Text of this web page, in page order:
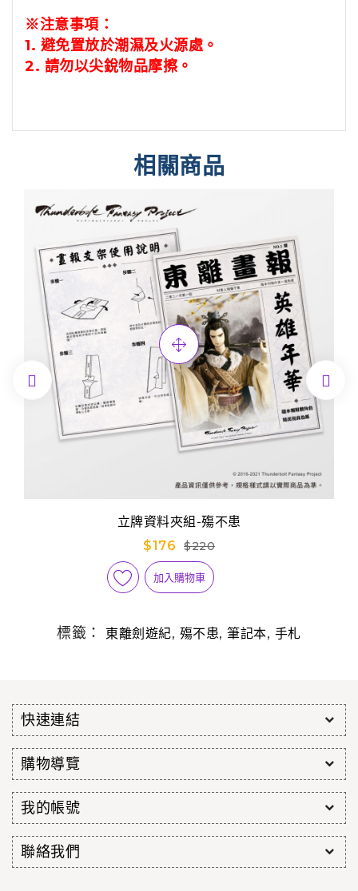
※注意事項：
1. 避免置放於潮濕及火源處。
2. 請勿以尖銳物品摩擦。
相關商品
立牌資料夾組-殤不患
$176
$220
加入購物車
 
標籤： 東離劍遊紀, 殤不患,筆記本, 手札
快速連結
購物導覽
我的帳號
聯絡我們